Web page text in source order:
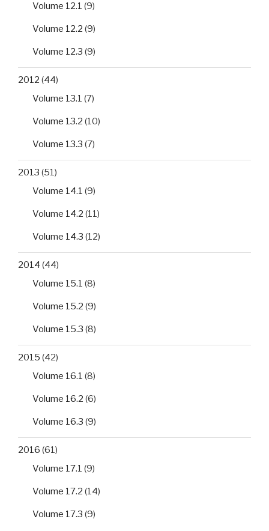
Volume 12.1 (9)
Volume 12.2 (9)
Volume 12.3 (9)
2012 (44)
Volume 13.1 (7)
Volume 13.2 (10)
Volume 13.3 (7)
2013 (51)
Volume 14.1 (9)
Volume 14.2 (11)
Volume 14.3 (12)
2014 (44)
Volume 15.1 (8)
Volume 15.2 (9)
Volume 15.3 (8)
2015 (42)
Volume 16.1 (8)
Volume 16.2 (6)
Volume 16.3 (9)
2016 (61)
Volume 17.1 (9)
Volume 17.2 (14)
Volume 17.3 (9)